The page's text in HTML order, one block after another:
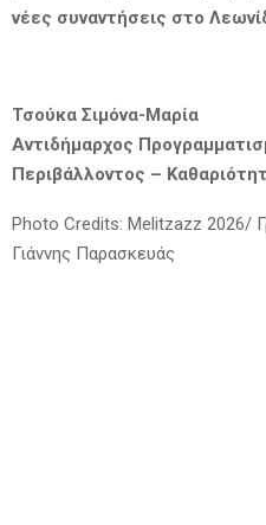
νέες συναντήσεις στο
Τσούκα Σιμόνα-Μαρία
Αντιδήμαρχος
Περιβάλλοντος –
Photo Credits: Melitzazz 2026/
Γιάννης Παρασκευάς